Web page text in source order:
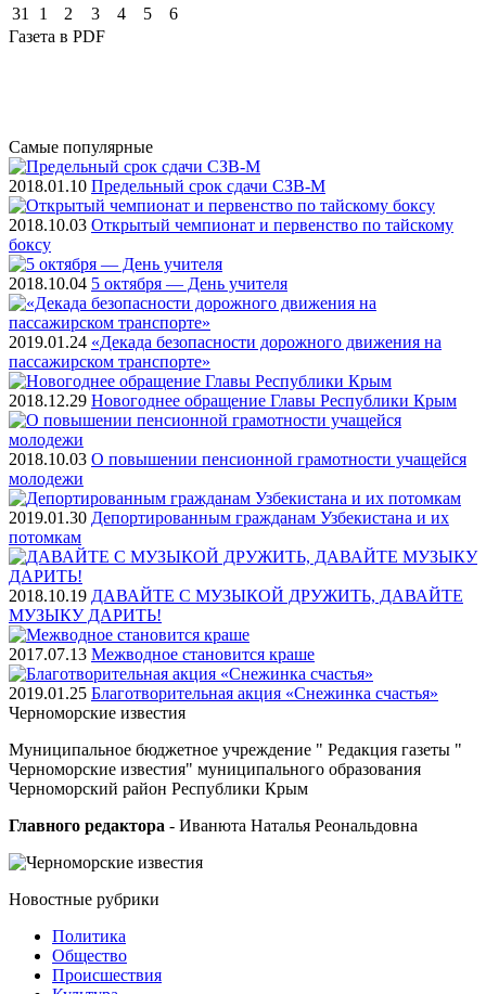
31
1 2 3 4 5
6
Газета в PDF
Самые популярные
2018.01.10 Предельный срок сдачи СЗВ-М
2018.10.03 Открытый чемпионат и первенство по тайскому
боксу
2018.10.04 5 октября — День учителя
2019.01.24 «Декада безопасности дорожного движения на
пассажирском транспорте»
2018.12.29 Новогоднее обращение Главы Республики Крым
2018.10.03 О повышении пенсионной грамотности учащейся
молодежи
2019.01.30 Депортированным гражданам Узбекистана и их
потомкам
2018.10.19 ДАВАЙТЕ С МУЗЫКОЙ ДРУЖИТЬ, ДАВАЙТЕ
МУЗЫКУ ДАРИТЬ!
2017.07.13 Межводное становится краше
2019.01.25 Благотворительная акция «Снежинка счастья»
Черноморские известия
Муниципальное бюджетное учреждение " Редакция газеты "
Черноморские известия" муниципального образования
Черноморский район Республики Крым
Главного редактора - Иванюта Наталья Реональдовна
Новостные рубрики
Политика
Общество
Проиcшествия